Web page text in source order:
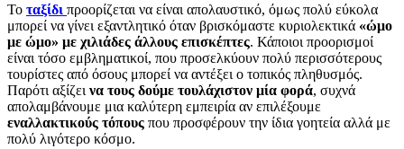
Το ταξίδι προορίζεται να είναι απολαυστικό, όμως πολύ εύκολα
μπορεί να γίνει εξαντλητικό όταν βρισκόμαστε κυριολεκτικά «ώμο
με ώμο» με χιλιάδες άλλους επισκέπτες. Κάποιοι προορισμοί
είναι τόσο εμβληματικοί, που προσελκύουν πολύ περισσότερους
τουρίστες από όσους μπορεί να αντέξει ο τοπικός πληθυσμός.
Παρότι αξίζει να τους δούμε τουλάχιστον μία φορά, συχνά
απολαμβάνουμε μια καλύτερη εμπειρία αν επιλέξουμε
εναλλακτικούς τόπους που προσφέρουν την ίδια γοητεία αλλά με
πολύ λιγότερο κόσμο.